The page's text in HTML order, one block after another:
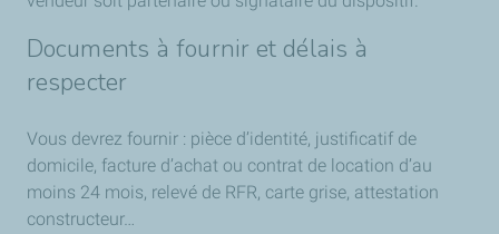
Documents à fournir et délais à
respecter
Vous devrez fournir : pièce d’identité, justificatif de
domicile, facture d’achat ou contrat de location d’au
moins 24 mois, relevé de RFR, carte grise, attestation
constructeur…